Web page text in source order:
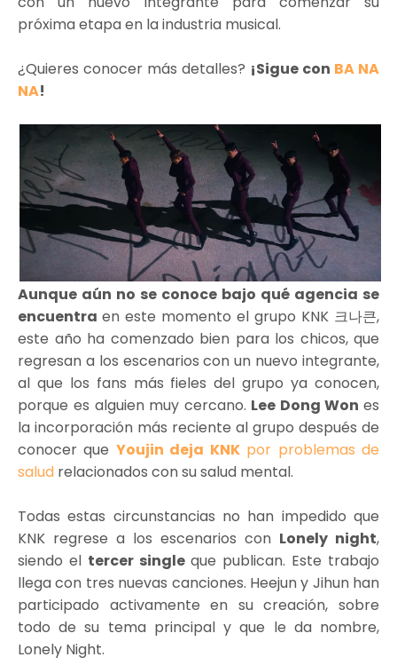
próxima etapa en la industria musical.
¿Quieres conocer más detalles? ¡Sigue con BA NA
NA!
Aunque aún no se conoce bajo qué agencia se
encuentra en este momento el grupo KNK 크나큰,
este año ha comenzado bien para los chicos, que
regresan a los escenarios con un nuevo integrante,
al que los fans más fieles del grupo ya conocen,
porque es alguien muy cercano. Lee Dong Won es
la incorporación más reciente al grupo después de
conocer que Youjin deja KNKpor problemas de
salud relacionados con su salud mental.
Todas estas circunstancias no han impedido que
KNK regrese a los escenarios con Lonely night,
siendo el tercer singleque publican. Este trabajo
llega con tres nuevas canciones. Heejun y Jihun han
participado activamente en su creación, sobre
todo de su tema principal y que le da nombre,
Lonely Night.